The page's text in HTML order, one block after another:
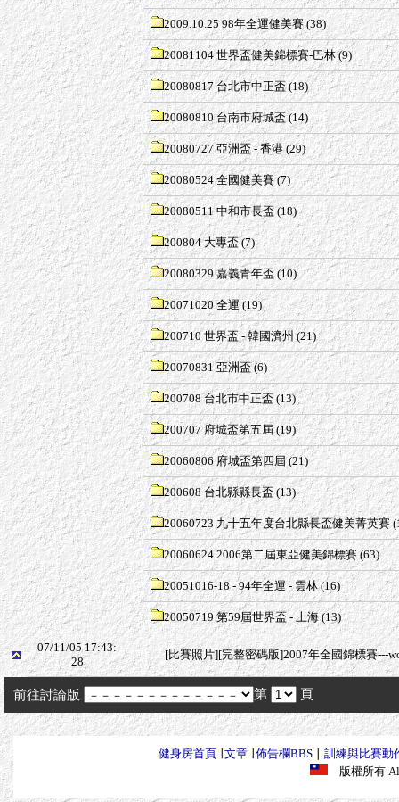
2009.10.25 98年全運健美賽(38)
20081104 世界盃健美錦標賽-巴林(9)
20080817 台北市中正盃(18)
20080810 台南市府城盃(14)
20080727 亞洲盃 - 香港(29)
20080524 全國健美賽(7)
20080511 中和市長盃 (18)
200804 大專盃(7)
20080329 嘉義青年盃(10)
20071020 全運(19)
200710 世界盃 - 韓國濟州(21)
20070831 亞洲盃(6)
200708 台北市中正盃(13)
200707 府城盃第五屆(19)
20060806 府城盃第四屆(21)
200608 台北縣縣長盃(13)
20060723 九十五年度台北縣長盃健美菁英賽
20060624 2006第二屆東亞健美錦標賽(63)
20051016-18 - 94年全運 - 雲林(16)
20050719 第59屆世界盃 - 上海(13)
07/11/05 17:43:
28
[比賽照片][完整密碼版]2007年全國錦標賽---
前往討論版 第 頁
健身房首頁∣ 文章∣ 佈告欄BBS∣ 訓練與比賽動
版權所有